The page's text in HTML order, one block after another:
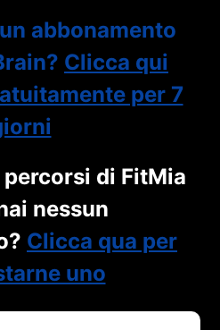
abbonamento
Clicca qui
per 7
di FitMia
nessun
Clicca qua per
uno